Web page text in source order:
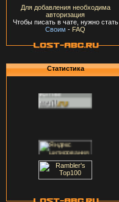
Для добавления необходима
авторизация
Чтобы писать в чате, нужно стать
Своим - FAQ
Статистика